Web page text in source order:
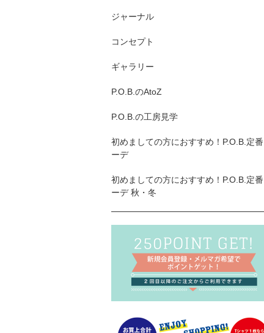
ジャーナル
コンセプト
ギャラリー
P.O.B.のAtoZ
P.O.B.の工房見学
初めましての方におすすめ！P.O.B.定番
ーデ
初めましての方におすすめ！P.O.B.定番
ーデ 秋・冬